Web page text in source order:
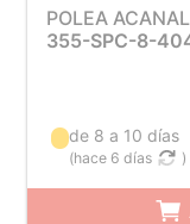
POLEA
355-SPC-8-
de 8 a 10 días
(hace 6 días )